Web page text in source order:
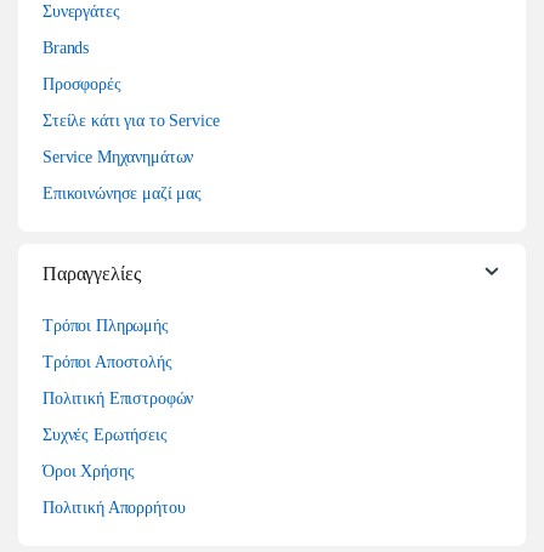
Συνεργάτες
Brands
Προσφορές
Στείλε κάτι για το Service
Service Μηχανημάτων
Επικοινώνησε μαζί μας
Παραγγελίες
Τρόποι Πληρωμής
Τρόποι Αποστολής
Πολιτική Επιστροφών
Συχνές Ερωτήσεις
Όροι Χρήσης
Πολιτική Απορρήτου